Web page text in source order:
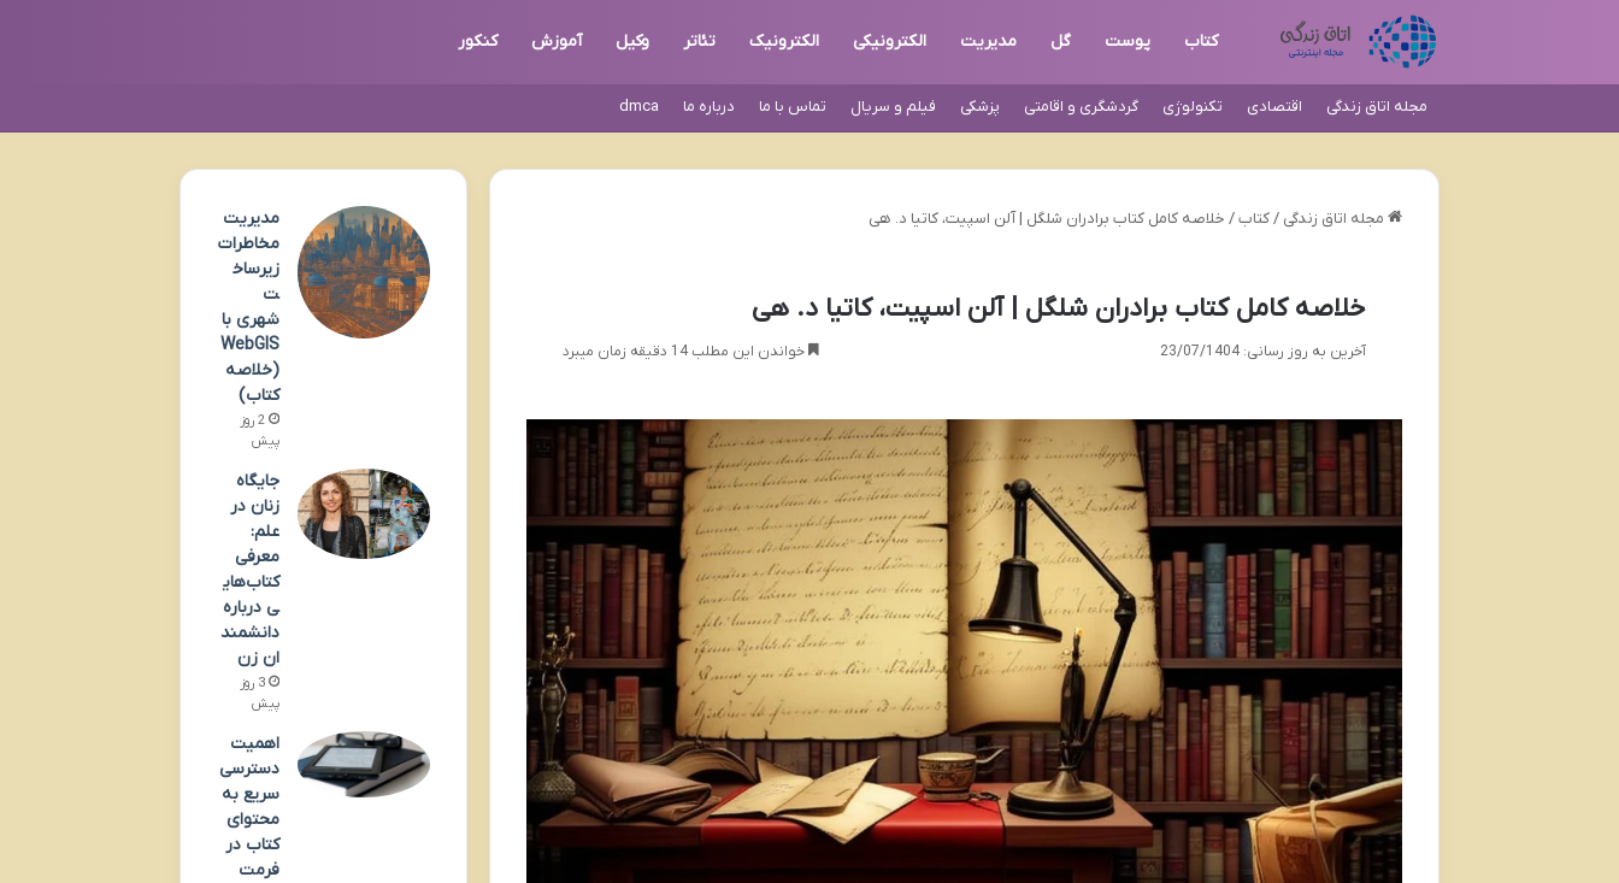
کتاب پوست گل مدیریت الکترونیکی الکترونیک تئاتر وکیل آموزش کنکور
مجله اتاق زندگی اقتصادی تکنولوژی گردشگری و اقامتی پزشکی فیلم و سریال تماس با ما درباره ما dmca
مجله اتاق زندگی / کتاب / خلاصه کامل کتاب برادران شلگل | آلن اسپیت، کاتیا د. هی
خلاصه کامل کتاب برادران شلگل | آلن اسپیت، کاتیا د. هی
آخرین به روز رسانی: 23/07/1404 خواندن این مطلب 14 دقیقه زمان میبرد
مدیریت
مخاطرات
زیرساخ
ت
شهری با
WebGIS
(خلاصه
کتاب)
2 روز
پیش
جایگاه
زنان در
علم:
معرفی
کتاب‌های
ی درباره
دانشمند
ان زن
3 روز
پیش
اهمیت
دسترسی
سریع به
محتوای
کتاب در
فرمت